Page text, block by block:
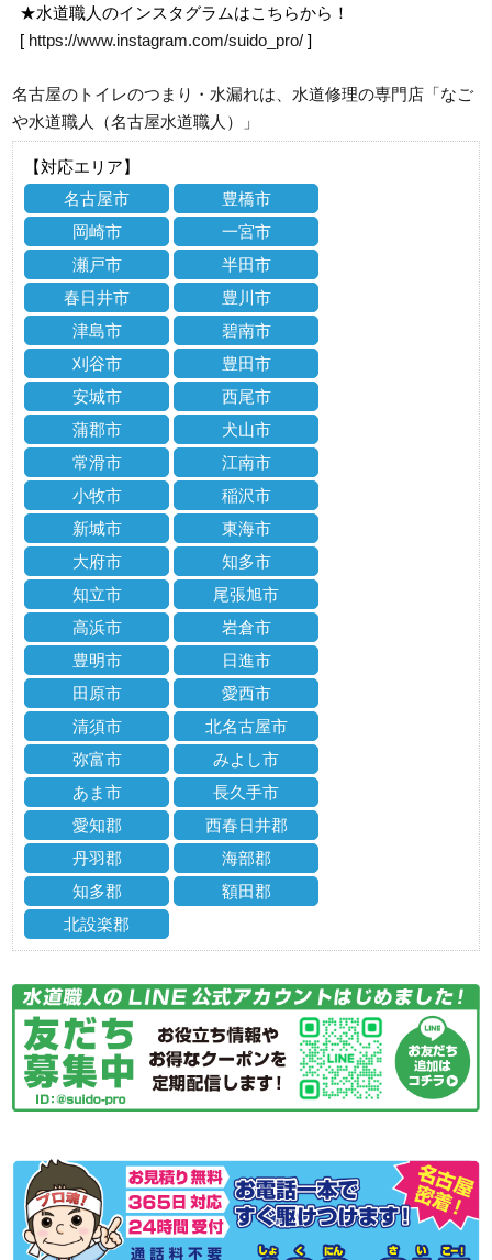
★水道職人のインスタグラムはこちらから！
[ https://www.instagram.com/suido_pro/ ]
名古屋のトイレのつまり・水漏れは、水道修理の専門店「なご
や水道職人（名古屋水道職人）」
【対応エリア】
名古屋市
豊橋市
岡崎市
一宮市
瀬戸市
半田市
春日井市
豊川市
津島市
碧南市
刈谷市
豊田市
安城市
西尾市
蒲郡市
犬山市
常滑市
江南市
小牧市
稲沢市
新城市
東海市
大府市
知多市
知立市
尾張旭市
高浜市
岩倉市
豊明市
日進市
田原市
愛西市
清須市
北名古屋市
弥富市
みよし市
あま市
長久手市
愛知郡
西春日井郡
丹羽郡
海部郡
知多郡
額田郡
北設楽郡